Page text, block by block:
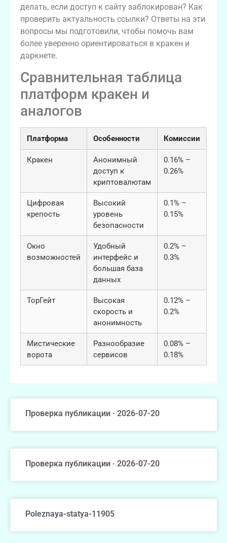
делать, если доступ к сайту заблокирован? Как
проверить актуальность ссылки? Ответы на эти
вопросы мы подготовили, чтобы помочь вам
более уверенно ориентироваться в кракен и
даркнете.
Сравнительная таблица
платформ кракен и
аналогов
Платформа Особенности Комиссии
Кракен
Анонимный
доступ к
криптовалютам
0.16% –
0.26%
Цифровая
крепость
Высокий
уровень
безопасности
0.1% –
0.15%
Окно
возможностей
Удобный
интерфейс и
большая база
данных
0.2% –
0.3%
ТорГейт
Высокая
скорость и
анонимность
0.12% –
0.2%
Мистические
ворота
Разнообразие
сервисов
0.08% –
0.18%
Проверка публикации · 2026-07-20
Проверка публикации · 2026-07-20
Poleznaya-statya-11905